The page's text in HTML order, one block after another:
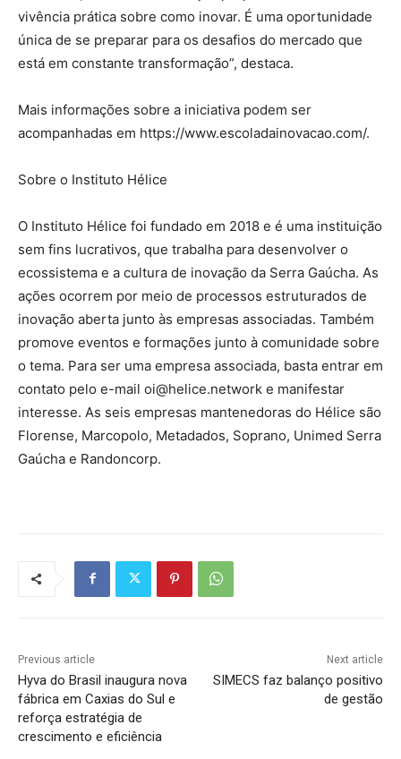
vivência prática sobre como inovar. É uma oportunidade
única de se preparar para os desafios do mercado que
está em constante transformação”, destaca.
Mais informações sobre a iniciativa podem ser
acompanhadas em https://www.escoladainovacao.com/.
Sobre o Instituto Hélice
O Instituto Hélice foi fundado em 2018 e é uma instituição
sem fins lucrativos, que trabalha para desenvolver o
ecossistema e a cultura de inovação da Serra Gaúcha. As
ações ocorrem por meio de processos estruturados de
inovação aberta junto às empresas associadas. Também
promove eventos e formações junto à comunidade sobre
o tema. Para ser uma empresa associada, basta entrar em
contato pelo e-mail oi@helice.network e manifestar
interesse. As seis empresas mantenedoras do Hélice são
Florense, Marcopolo, Metadados, Soprano, Unimed Serra
Gaúcha e Randoncorp.
Previous article
Hyva do Brasil inaugura nova
fábrica em Caxias do Sul e
reforça estratégia de
crescimento e eficiência
Next article
SIMECS faz balanço positivo
de gestão